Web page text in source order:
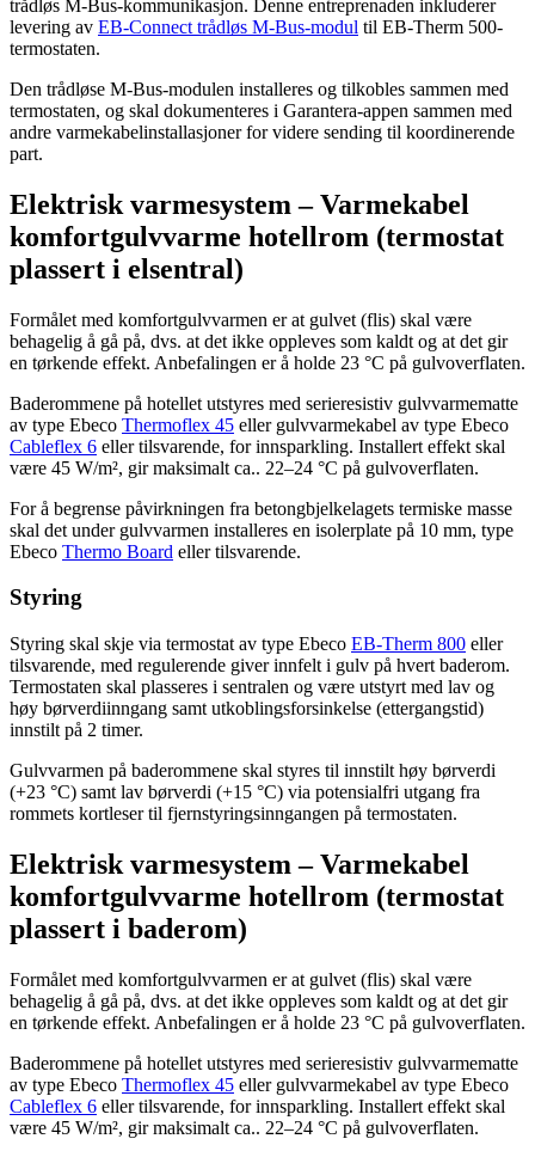
trådløs M-Bus-kommunikasjon. Denne entreprenaden inkluderer
levering av EB-Connect trådløs M-Bus-modul til EB-Therm 500-
termostaten.
Den trådløse M-Bus-modulen installeres og tilkobles sammen med
termostaten, og skal dokumenteres i Garantera-appen sammen med
andre varmekabelinstallasjoner for videre sending til koordinerende
part.
Elektrisk varmesystem – Varmekabel
komfortgulvvarme hotellrom (termostat
plassert i elsentral)
Formålet med komfortgulvvarmen er at gulvet (flis) skal være
behagelig å gå på, dvs. at det ikke oppleves som kaldt og at det gir
en tørkende effekt. Anbefalingen er å holde 23 °C på gulvoverflaten.
Baderommene på hotellet utstyres med serieresistiv gulvvarmematte
av type Ebeco Thermoflex 45 eller gulvvarmekabel av type Ebeco
Cableflex 6 eller tilsvarende, for innsparkling. Installert effekt skal
være 45 W/m², gir maksimalt ca.. 22–24 °C på gulvoverflaten.
For å begrense påvirkningen fra betongbjelkelagets termiske masse
skal det under gulvvarmen installeres en isolerplate på 10 mm, type
Ebeco Thermo Board eller tilsvarende.
Styring
Styring skal skje via termostat av type Ebeco EB-Therm 800 eller
tilsvarende, med regulerende giver innfelt i gulv på hvert baderom.
Termostaten skal plasseres i sentralen og være utstyrt med lav og
høy børverdiinngang samt utkoblingsforsinkelse (ettergangstid)
innstilt på 2 timer.
Gulvvarmen på baderommene skal styres til innstilt høy børverdi
(+23 °C) samt lav børverdi (+15 °C) via potensialfri utgang fra
rommets kortleser til fjernstyringsinngangen på termostaten.
Elektrisk varmesystem – Varmekabel
komfortgulvvarme hotellrom (termostat
plassert i baderom)
Formålet med komfortgulvvarmen er at gulvet (flis) skal være
behagelig å gå på, dvs. at det ikke oppleves som kaldt og at det gir
en tørkende effekt. Anbefalingen er å holde 23 °C på gulvoverflaten.
Baderommene på hotellet utstyres med serieresistiv gulvvarmematte
av type Ebeco Thermoflex 45 eller gulvvarmekabel av type Ebeco
Cableflex 6 eller tilsvarende, for innsparkling. Installert effekt skal
være 45 W/m², gir maksimalt ca.. 22–24 °C på gulvoverflaten.